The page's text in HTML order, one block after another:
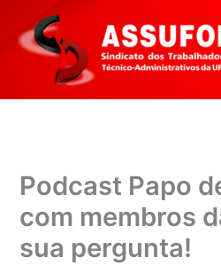
para
conteúdo
Podcast Papo
com membros
sua pergunta!